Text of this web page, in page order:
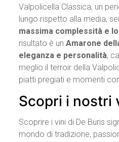
Valpolicella Classica, un
lungo rispetto alla media,
massima complessità e
risultato è un Amarone
eleganza e personalità,
meglio il terroir della
piatti pregiati e momenti
Scopri i nostri
Scoprire i vini di De Buris
mondo di tradizione,